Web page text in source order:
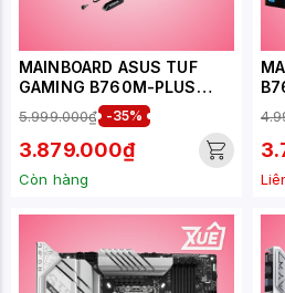
MAINBOARD ASUS TUF
GAMING B760M-PLUS
WIFI II DDR5
5.999.000₫ -35%
3.879.000₫
Còn hàng